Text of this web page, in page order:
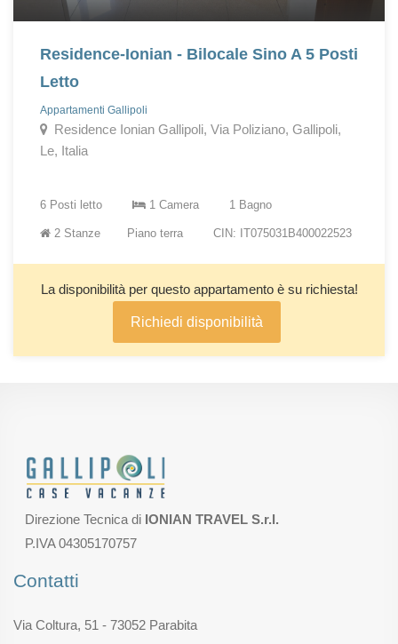
Residence-Ionian - Bilocale Sino A 5 Posti
Letto
Appartamenti Gallipoli
Residence Ionian Gallipoli, Via Poliziano, Gallipoli,
Le, Italia
6 Posti letto 1 Camera 1 Bagno
2 Stanze Piano terra CIN: IT075031B400022523
La disponibilità per questo appartamento è su richiesta!
Richiedi disponibilità
Direzione Tecnica di IONIAN TRAVEL S.r.l.
P.IVA 04305170757
Contatti
Via Coltura, 51 - 73052 Parabita